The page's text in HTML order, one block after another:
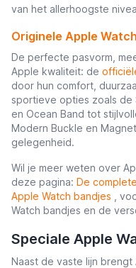
van het allerhoogste
Originele Apple
De perfecte pasvorm,
Apple kwaliteit: de
door hun comfort,
sportieve opties zoals de
en Ocean Band tot
Modern Buckle en
gelegenheid.
Wil je meer weten over
deze pagina: De
Apple Watch bandjes
,
Watch bandjes en de
Speciale Apple
Naast de vaste lijn